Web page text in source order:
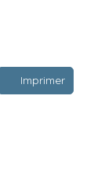
Imprimer